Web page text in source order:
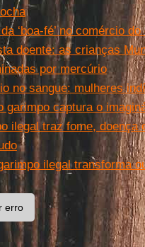
‘boa-fé’ no comércio do
doente: as crianças
por mercúrio
no sangue: mulheres
garimpo captura o
ilegal traz fome, doença
ilegal transforma
erro